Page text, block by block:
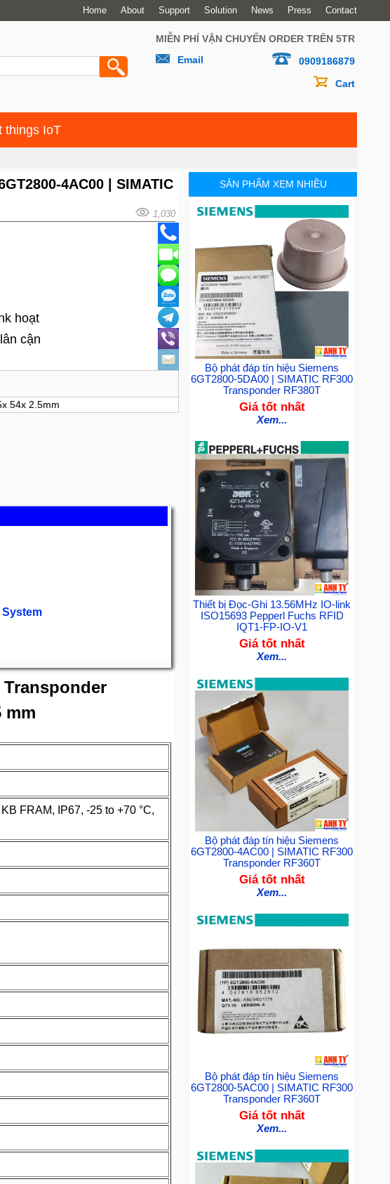
Home About Support Solution News Press Contact
MIỄN PHÍ VẬN CHUYỂN ORDER TRÊN 5TR
Email
0909186879
Cart
things IoT
4AC00 | SIMATIC
1,030
hoạt
cận
54x 2.5mm
Transponder
mm
FRAM, IP67, -25 to +70 °C,
SẢN PHẨM XEM NHIỀU
Bộ phát đáp tín hiệu Siemens
6GT2800-5DA00 | SIMATIC RF300
Transponder RF380T
Giá tốt nhất
Xem...
Thiết bị Đọc-Ghi 13.56MHz IO-link
ISO15693 Pepperl Fuchs RFID
IQT1-FP-IO-V1
Giá tốt nhất
Xem...
Bộ phát đáp tín hiệu Siemens
6GT2800-4AC00 | SIMATIC RF300
Transponder RF360T
Giá tốt nhất
Xem...
Bộ phát đáp tín hiệu Siemens
6GT2800-5AC00 | SIMATIC RF300
Transponder RF360T
Giá tốt nhất
Xem...